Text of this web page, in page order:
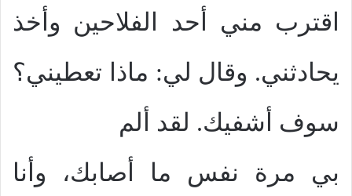
اقترب مني أحد الفلاحين وأخذ
يحادثني. وقال لي: ماذا تعطيني؟
سوف أشفيك. لقد ألم
بي مرة نفس ما أصابك، وأنا